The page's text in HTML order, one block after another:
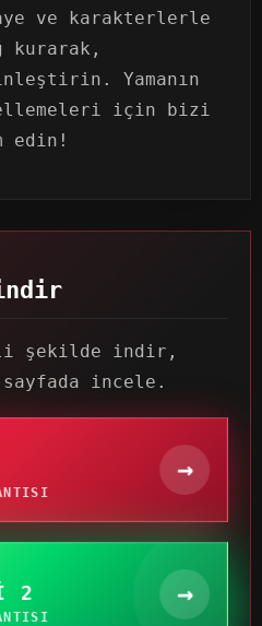
ve karakterlerle
kurarak,
Yamanın
için bizi
edin!
indir
şekilde indir,
incele.
→
2 →